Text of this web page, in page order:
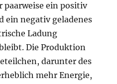
ein positiv
ein negativ geladenes
Ladung
Die Produktion
darunter des
mehr Energie,